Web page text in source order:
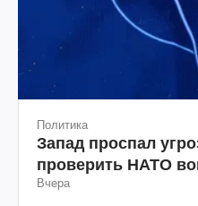
Политика
Запад проспал
проверить НАТО
Вчера